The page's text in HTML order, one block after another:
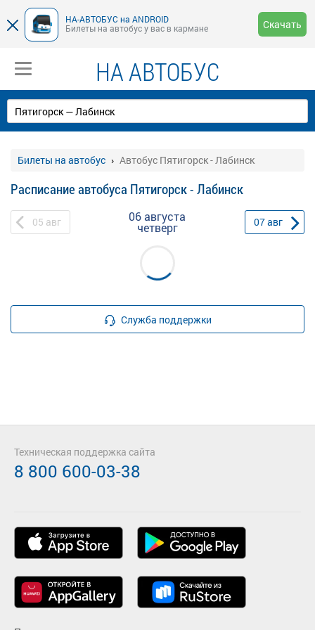
НА-АВТОБУС на ANDROID
Билеты на автобус у вас в кармане
Скачать
НА АВТОБУС
Билеты на автобус Автобус Пятигорск - Лабинск
Расписание автобуса Пятигорск - Лабинск
05 авг 06 августа
четверг 07авг
Служба поддержки
Техническая поддержка сайта
8 800 600-03-38